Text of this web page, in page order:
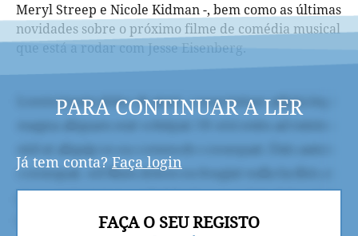
Meryl Streep e Nicole Kidman -, bem como as últimas
novidades sobre o próximo filme de comédia musical
que está a rodar com Jesse Eisenberg.
PARA CONTINUAR A LER
Já tem conta? Faça login
FAÇA O SEU REGISTO